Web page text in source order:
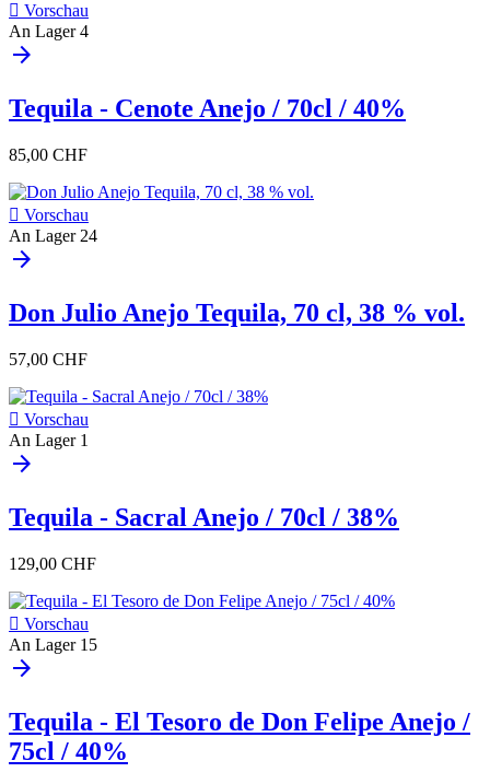
 Vorschau
An Lager 4
arrow_forward
Tequila - Cenote Anejo / 70cl / 40%
85,00 CHF
 Vorschau
An Lager 24
arrow_forward
Don Julio Anejo Tequila, 70 cl, 38 % vol.
57,00 CHF
 Vorschau
An Lager 1
arrow_forward
Tequila - Sacral Anejo / 70cl / 38%
129,00 CHF
 Vorschau
An Lager 15
arrow_forward
Tequila - El Tesoro de Don Felipe Anejo /
75cl / 40%